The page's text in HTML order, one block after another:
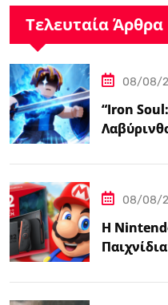
Τελευταία Άρθρα
08/08/
“Iron
08/08/
Η